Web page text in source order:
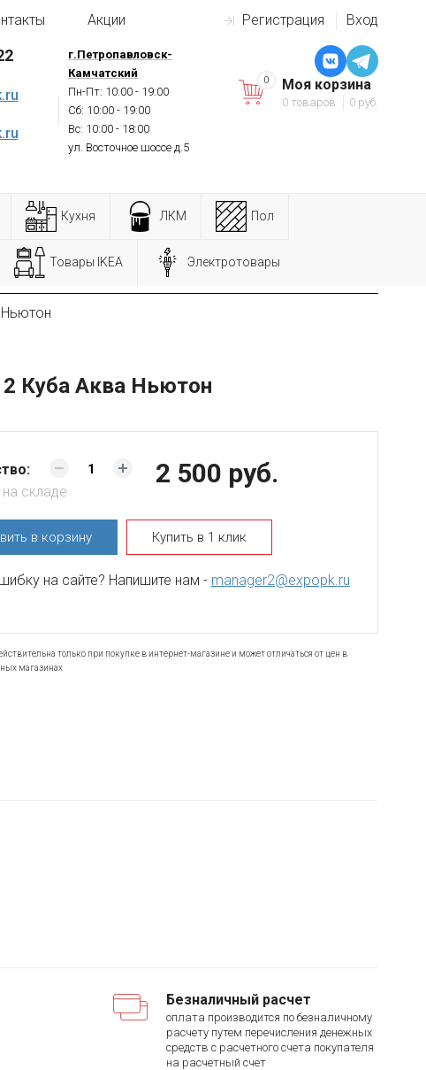
Регистрация Вход
Акции
г.Петропавловск-
Камчатский
Пн-Пт: 10:00 - 19:00
Сб: 10:00 - 19:00
Вс: 10:00 - 18:00
ул. Восточное шоссе д.5
Моя корзина
0 товаров 0 руб.
0
Кухня ЛКМ Пол
Товары IKEA Электротовары
Куба Аква Ньютон
2 500 руб.
на складе
в корзину Купить в 1 клик
на сайте? Напишите нам - manager2@expopk.ru
только при покупке в интернет-магазине и может отличаться от цен в
магазинах
Безналичный расчет
оплата производится по безналичному
расчету путем перечисления денежных
средств с расчетного счета покупателя
на расчетный счет